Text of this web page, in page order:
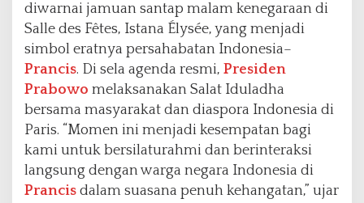
diwarnai jamuan santap malam kenegaraan di
Salle des Fêtes, Istana Élysée, yang menjadi
simbol eratnya persahabatan Indonesia–
Prancis. Di sela agenda resmi, Presiden
Prabowo melaksanakan Salat Iduladha
bersama masyarakat dan diaspora Indonesia di
Paris. “Momen ini menjadi kesempatan bagi
kami untuk bersilaturahmi dan berinteraksi
langsung dengan warga negara Indonesia di
Prancis dalam suasana penuh kehangatan,” ujar